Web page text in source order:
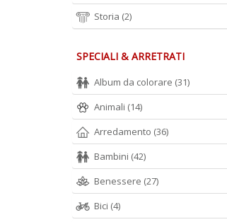
Storia (2)
SPECIALI & ARRETRATI
Album da colorare (31)
Animali (14)
Arredamento (36)
Bambini (42)
Benessere (27)
Bici (4)